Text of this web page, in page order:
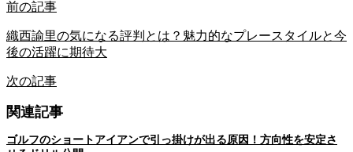
前の記事
織西諭里の気になる評判とは？魅力的なプレースタイルと今
後の活躍に期待大
次の記事
関連記事
ゴルフのショートアイアンで引っ掛けが出る原因！方向性を安定さ